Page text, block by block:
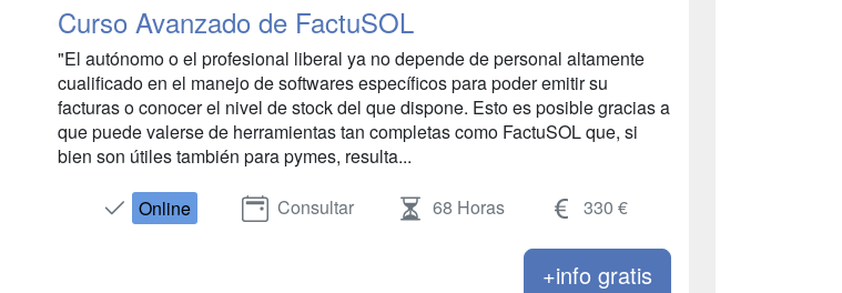
Curso Avanzado de FactuSOL
"El autónomo o el profesional liberal ya no depende de personal altamente
cualificado en el manejo de softwares específicos para poder emitir su
facturas o conocer el nivel de stock del que dispone. Esto es posible gracias a
que puede valerse de herramientas tan completas como FactuSOL que, si
bien son útiles también para pymes, resulta...
Online Consultar 68 Horas 330 €
+info gratis